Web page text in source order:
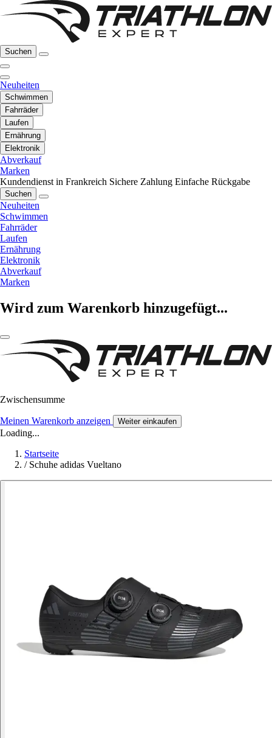
Suchen
Neuheiten
Schwimmen
Fahrräder
Laufen
Ernährung
Elektronik
Abverkauf
Marken
Kundendienst in Frankreich Sichere Zahlung Einfache Rückgabe
Suchen
Neuheiten
Schwimmen
Fahrräder
Laufen
Ernährung
Elektronik
Abverkauf
Marken
Wird zum Warenkorb hinzugefügt...
Zwischensumme
Meinen Warenkorb anzeigen Weiter einkaufen
Loading...
Startseite
/ Schuhe adidas Vueltano